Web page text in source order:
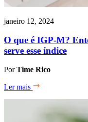
janeiro 12, 2024
O que é IGP-M?
serve esse índice
PorTime Rico
Ler mais